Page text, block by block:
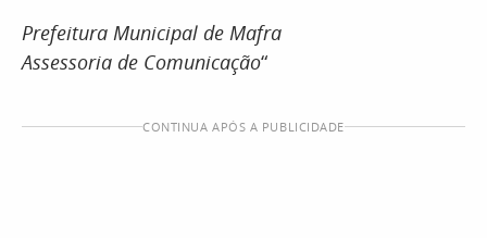
Prefeitura Municipal de Mafra
Assessoria de Comunicação“
CONTINUA APÓS A PUBLICIDADE